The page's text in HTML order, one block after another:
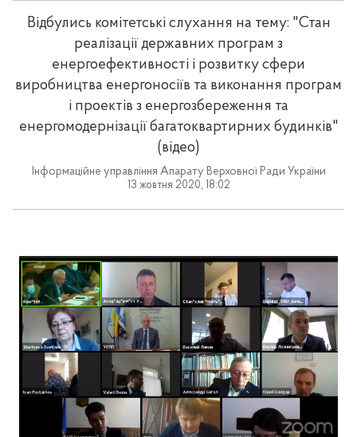
Відбулись комітетські слухання на тему: "Стан
реалізації державних програм з
енергоефективності і розвитку сфери
виробництва енергоносіїв та виконання програм
і проектів з енергозбереження та
енергомодернізації багатоквартирних будинків"
(відео)
Інформаційне управління Апарату Верховної Ради України
13 жовтня 2020, 18:02